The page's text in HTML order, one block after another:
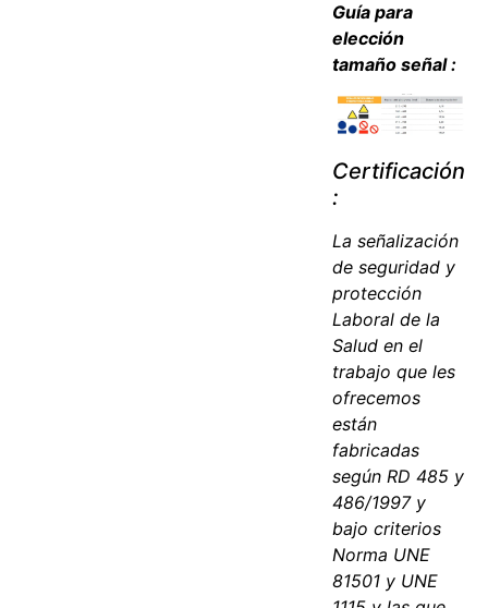
Guía para
elección
tamaño señal :
Certificación
:
La señalización
de seguridad y
protección
Laboral de la
Salud en el
trabajo que les
ofrecemos
están
fabricadas
según RD 485 y
486/1997 y
bajo criterios
Norma UNE
81501 y UNE